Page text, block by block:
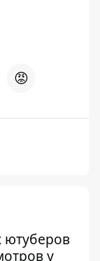
😡
ютуберов
у